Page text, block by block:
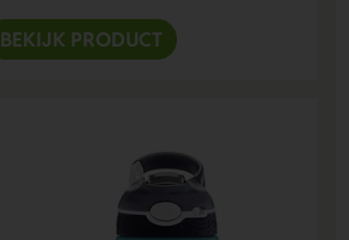
BEKIJK PRODUCT